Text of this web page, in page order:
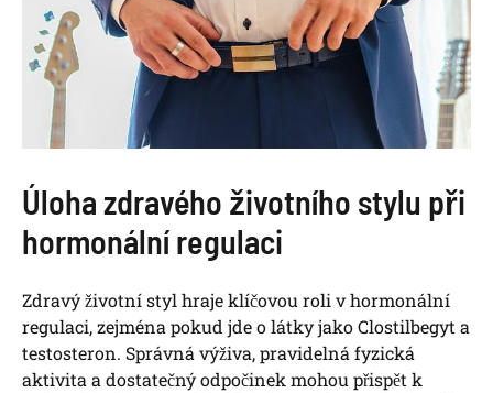
Úloha zdravého životního stylu při
hormonální regulaci
Zdravý životní styl hraje klíčovou roli v hormonální
regulaci, zejména pokud jde o látky jako Clostilbegyt a
testosteron. Správná výživa, pravidelná fyzická
aktivita a dostatečný odpočinek mohou přispět k